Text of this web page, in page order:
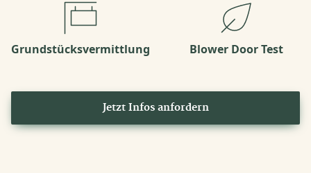
Grundstücksvermittlung Blower Door Test
Jetzt Infos anfordern